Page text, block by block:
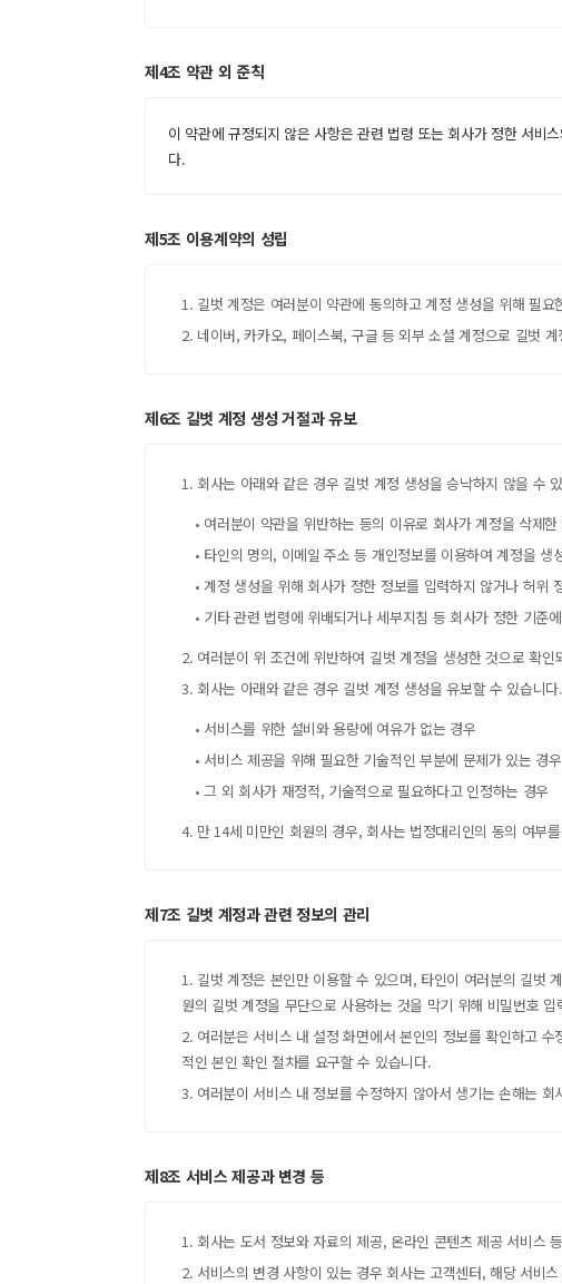
제4조 약관 외 준칙
이 약관에 규정되지 않은 사항은 관련 법령 또는 회사가 정한 서비
다.
제5조 이용계약의 성립
1. 길벗 계정은 여러분이 약관에 동의하고 계정 생성을 위해 필
2. 네이버, 카카오, 페이스북, 구글 등 외부 소셜 계정으로 길벗
제6조 길벗 계정 생성 거절과 유보
1. 회사는 아래와 같은 경우 길벗 계정 생성을 승낙하지 않을 수
• 여러분이 약관을 위반하는 등의 이유로 회사가 계정을 삭제
• 타인의 명의, 이메일 주소 등 개인정보를 이용하여 계정을 생
• 계정 생성을 위해 회사가 정한 정보를 입력하지 않거나 허위
• 기타 관련 법령에 위배되거나 세부지침 등 회사가 정한 기준
2. 여러분이 위 조건에 위반하여 길벗 계정을 생성한 것으로 확
3. 회사는 아래와 같은 경우 길벗 계정 생성을 유보할 수 있습니다.
• 서비스를 위한 설비와 용량에 여유가 없는 경우
• 서비스 제공을 위해 필요한 기술적인 부분에 문제가 있는 경우
• 그 외 회사가 재정적, 기술적으로 필요하다고 인정하는 경우
4. 만 14세 미만인 회원의 경우, 회사는 법정대리인의 동의 여부
제7조 길벗 계정과 관련 정보의 관리
1. 길벗 계정은 본인만 이용할 수 있으며, 타인이 여러분의 길벗
원의 길벗 계정을 무단으로 사용하는 것을 막기 위해 비밀번호
2. 여러분은 서비스 내 설정 화면에서 본인의 정보를 확인하고
적인 본인 확인 절차를 요구할 수 있습니다.
3. 여러분이 서비스 내 정보를 수정하지 않아서 생기는 손해는 회
제8조 서비스 제공과 변경 등
1. 회사는 도서 정보와 자료의 제공, 온라인 콘텐츠 제공 서비스
2. 서비스의 변경 사항이 있는 경우 회사는 고객센터, 해당 서비